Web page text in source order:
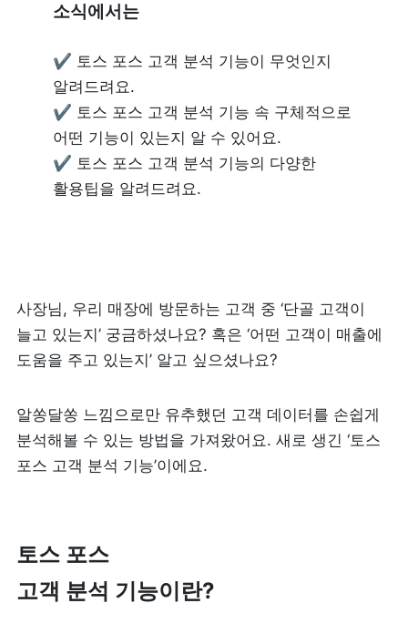
리뷰 모으기
업종별 기능
식당 꽃집
서비스업
피트니스
소식에서는
✔ 토스 포스 고객 분석 기능이 무엇인지
알려드려요.
✔ 토스 포스 고객 분석 기능 속 구체적으로
어떤 기능이 있는지 알 수 있어요.
✔ 토스 포스 고객 분석 기능의 다양한
활용팁을 알려드려요.
사장님, 우리 매장에 방문하는 고객 중 ‘단골 고객이
늘고 있는지’ 궁금하셨나요? 혹은 ‘어떤 고객이 매출에
도움을 주고 있는지’ 알고 싶으셨나요?
알쏭달쏭 느낌으로만 유추했던 고객 데이터를 손쉽게
분석해볼 수 있는 방법을 가져왔어요. 새로 생긴 ‘토스
포스 고객 분석 기능’이에요.
토스 포스
고객 분석 기능이란?